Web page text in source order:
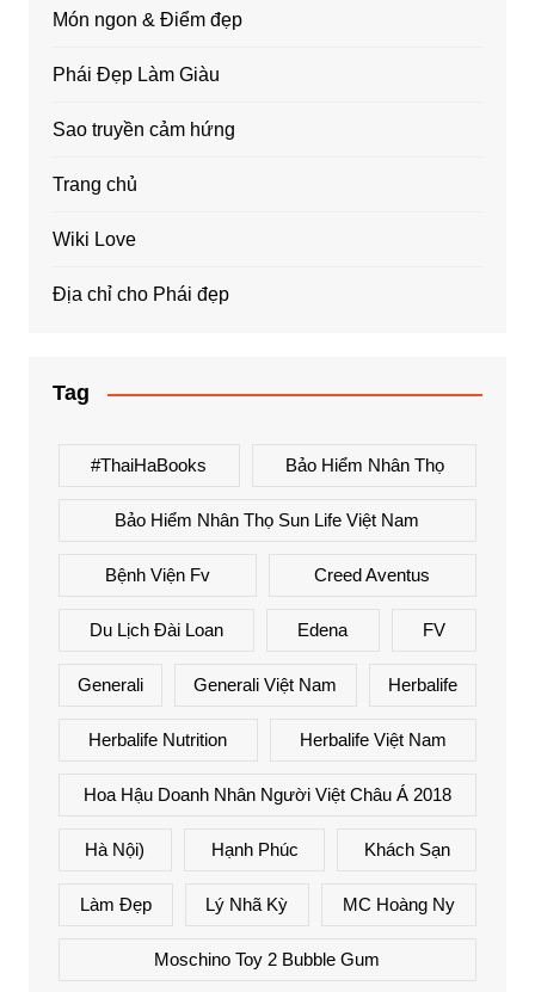
Món ngon & Điểm đẹp
Phái Đẹp Làm Giàu
Sao truyền cảm hứng
Trang chủ
Wiki Love
Địa chỉ cho Phái đẹp
Tag
#ThaiHaBooks Bảo Hiểm Nhân Thọ
Bảo Hiểm Nhân Thọ Sun Life Việt Nam
Bệnh Viện Fv Creed Aventus
Du Lịch Đài Loan Edena FV
Generali Generali Việt Nam Herbalife
Herbalife Nutrition Herbalife Việt Nam
Hoa Hậu Doanh Nhân Người Việt Châu Á 2018
Hà Nội) Hạnh Phúc Khách Sạn
Làm Đẹp Lý Nhã Kỳ MC Hoàng Ny
Moschino Toy 2 Bubble Gum